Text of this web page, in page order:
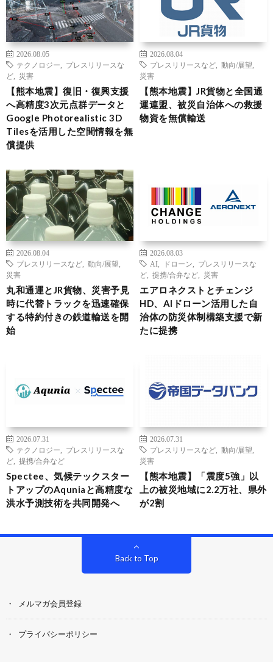
2026.08.05
テクノロジー
プレスリリースな
ど
災害
【熊本地震】復旧・復興支援
へ高精度3次元点群データと
Google Photorealistic 3D
Tilesを活用した空間情報を無
償提供
2026.08.04
プレスリリースなど
動向/展望
災害
【熊本地震】JR貨物と全国通
運連盟、被災自治体への救援
物資を無償輸送
2026.08.04
プレスリリースなど
動向/展望
災害
丸和通運とJR貨物、災害予見
時に代替トラックを迅速確保
する特約付きの鉄道輸送を開
始
2026.08.03
AI
ドローン
プレスリリースな
ど
提携/合弁など 災害
エアロネクストとチェンジ
HD、AIドローン活用した自
治体の防災体制構築支援で新
たに提携
2026.07.31
テクノロジー
プレスリリースな
ど
提携/合弁など
Spectee、気候テックスター
トアップのAquniaと高精度な
洪水予測技術を共同開発へ
2026.07.31
プレスリリースなど
動向/展望
災害
【熊本地震】「震度5強」以
上の被災地域に2.2万社、県外
が2割
Back to Top
メルマガ会員登録
プライバシーポリシー